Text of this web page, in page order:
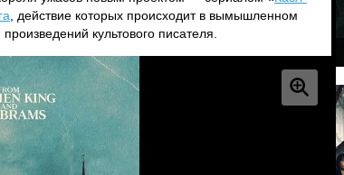
, действие которых происходит в вымышленном
культового писателя.